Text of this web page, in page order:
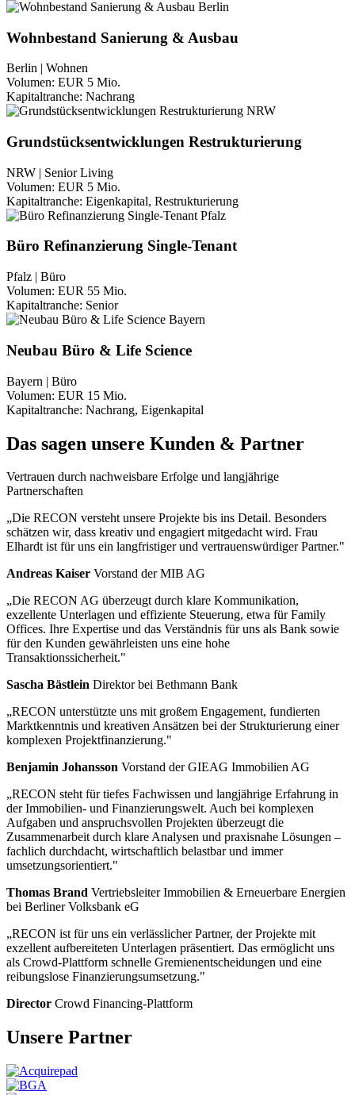
Wohnbestand Sanierung & Ausbau
Berlin | Wohnen
Volumen: EUR 5 Mio.
Kapitaltranche: Nachrang
Grundstücksentwicklungen Restrukturierung
NRW | Senior Living
Volumen: EUR 5 Mio.
Kapitaltranche: Eigenkapital, Restrukturierung
Büro Refinanzierung Single-Tenant
Pfalz | Büro
Volumen: EUR 55 Mio.
Kapitaltranche: Senior
Neubau Büro & Life Science
Bayern | Büro
Volumen: EUR 15 Mio.
Kapitaltranche: Nachrang, Eigenkapital
Das sagen unsere Kunden & Partner
Vertrauen durch nachweisbare Erfolge und langjährige
Partnerschaften
„Die RECON versteht unsere Projekte bis ins Detail. Besonders
schätzen wir, dass kreativ und engagiert mitgedacht wird. Frau
Elhardt ist für uns ein langfristiger und vertrauenswürdiger Partner."
Andreas Kaiser Vorstand der MIB AG
„Die RECON AG überzeugt durch klare Kommunikation,
exzellente Unterlagen und effiziente Steuerung, etwa für Family
Offices. Ihre Expertise und das Verständnis für uns als Bank sowie
für den Kunden gewährleisten uns eine hohe
Transaktionssicherheit."
Sascha Bästlein Direktor bei Bethmann Bank
„RECON unterstützte uns mit großem Engagement, fundierten
Marktkenntnis und kreativen Ansätzen bei der Strukturierung einer
komplexen Projektfinanzierung."
Benjamin Johansson Vorstand der GIEAG Immobilien AG
„RECON steht für tiefes Fachwissen und langjährige Erfahrung in
der Immobilien- und Finanzierungswelt. Auch bei komplexen
Aufgaben und anspruchsvollen Projekten überzeugt die
Zusammenarbeit durch klare Analysen und praxisnahe Lösungen –
fachlich durchdacht, wirtschaftlich belastbar und immer
umsetzungsorientiert."
Thomas Brand Vertriebsleiter Immobilien & Erneuerbare Energien
bei Berliner Volksbank eG
„RECON ist für uns ein verlässlicher Partner, der Projekte mit
exzellent aufbereiteten Unterlagen präsentiert. Das ermöglicht uns
als Crowd-Plattform schnelle Gremienentscheidungen und eine
reibungslose Finanzierungsumsetzung."
Director Crowd Financing-Plattform
Unsere Partner